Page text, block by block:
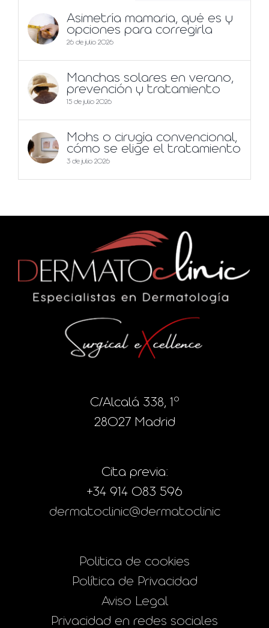
Asimetría mamaria, qué es y
opciones para corregirla
26 de julio 2026
Manchas solares en verano,
prevención y tratamiento
15 de julio 2026
Mohs o cirugía convencional,
cómo se elige el tratamiento
3 de julio 2026
C/Alcalá 338, 1º
28027 Madrid
Cita previa:
+34 914 083 596
dermatoclinic@dermatoclinic
Politica de cookies
Política de Privacidad
Aviso Legal
Privacidad en redes sociales